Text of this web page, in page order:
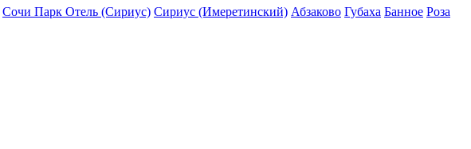
Сочи Парк Отель (Сириус) Сириус (Имеретинский) Абзаково Губаха Банное Роза